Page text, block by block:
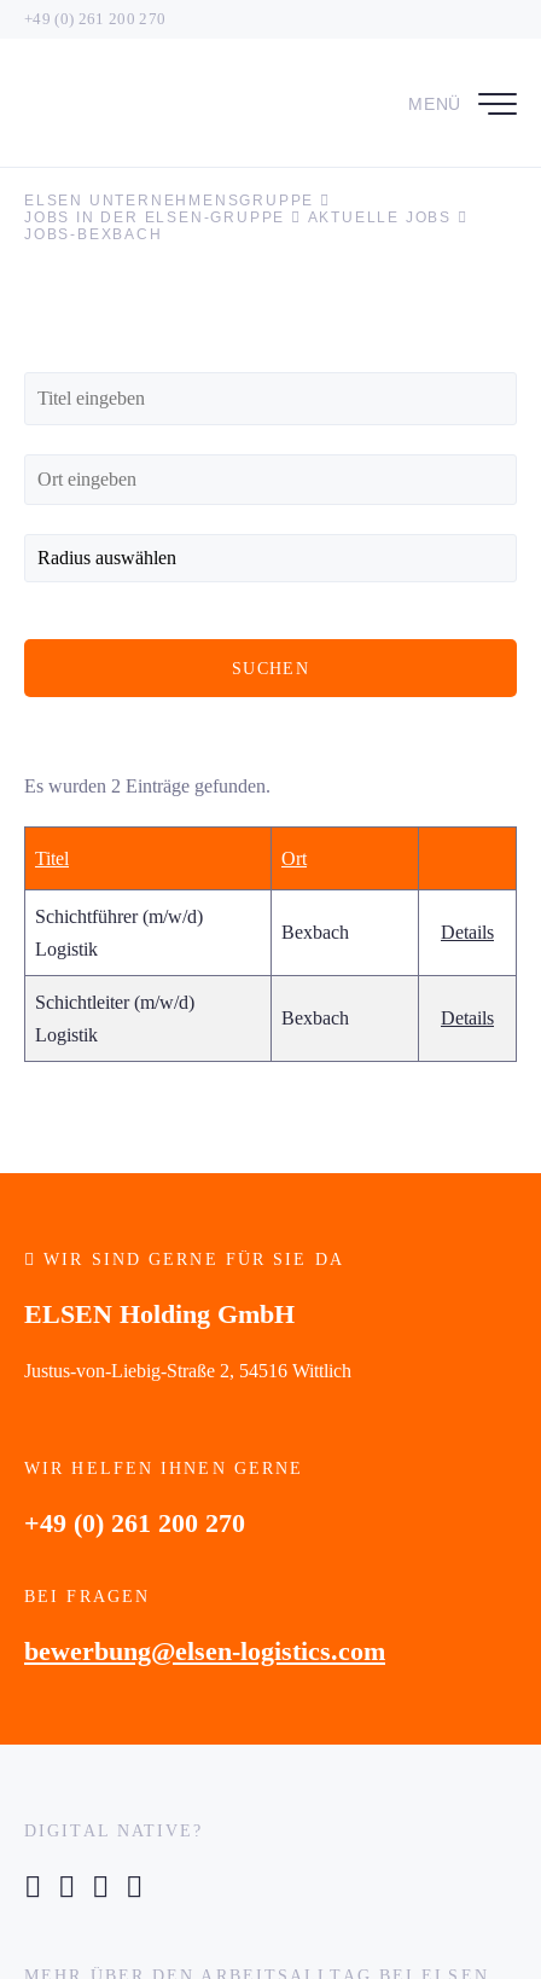
+49 (0) 261 200 270
MENÜ
ELSEN UNTERNEHMENSGRUPPE
JOBS IN DER ELSEN-GRUPPE
AKTUELLE JOBS
JOBS-BEXBACH
Titel
Ort
Radius
SUCHEN
Es wurden 2 Einträge gefunden.
Titel Ort
Schichtführer (m/w/d)
Logistik
Bexbach Details
Schichtleiter (m/w/d)
Logistik
Bexbach Details
WIR SIND GERNE FÜR SIE DA
ELSEN Holding GmbH
Justus-von-Liebig-Straße 2, 54516 Wittlich
WIR HELFEN IHNEN GERNE
+49 (0) 261 200 270
BEI FRAGEN
bewerbung@elsen-logistics.com
DIGITAL NATIVE?